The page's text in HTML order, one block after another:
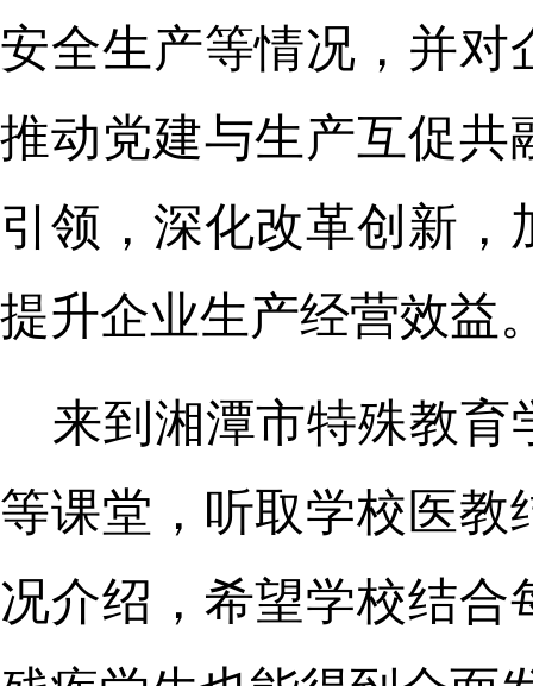
安全生产等情况，并
推动党建与生产互促共
引领，深化改革创新
提升企业生产经营效益
来到湘潭市特殊教育
等课堂，听取学校医
况介绍，希望学校结